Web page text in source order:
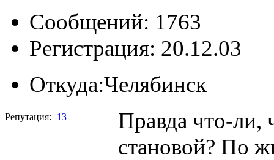
Сообщений: 1763
Регистрация: 20.12.03
Откуда:Челябинск
Репутация: 13
Правда что-ли,
становой? По